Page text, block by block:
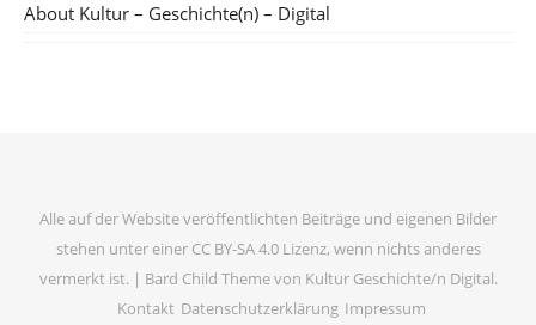
About Kultur – Geschichte(n) – Digital
Alle auf der Website veröffentlichten Beiträge und eigenen Bilder
stehen unter einer CC BY-SA 4.0 Lizenz, wenn nichts anderes
vermerkt ist. | Bard Child Theme von Kultur Geschichte/n Digital.
Kontakt Datenschutzerklärung Impressum